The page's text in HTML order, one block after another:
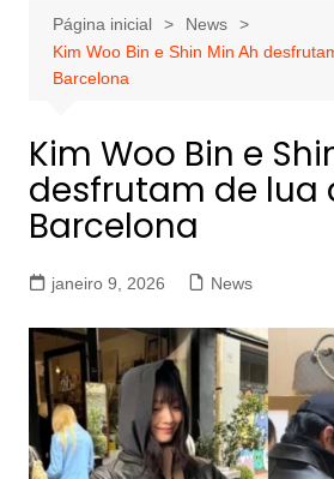
Página inicial
News
Kim Woo Bin e Shin Min Ah
Barcelona
Kim Woo Bin e
desfrutam de lua
Barcelona
janeiro 9, 2026 News